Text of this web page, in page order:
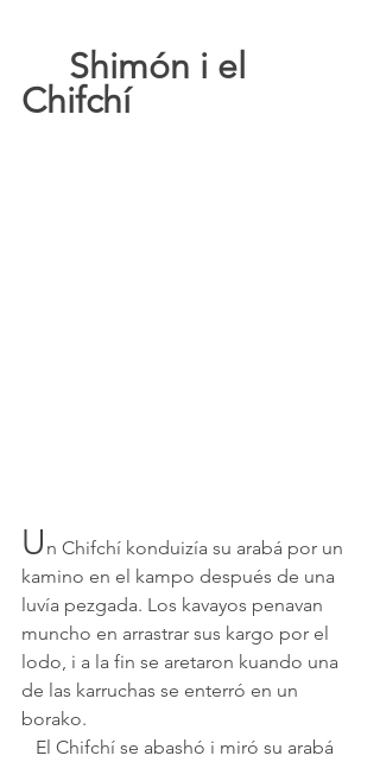
Shimón i el
Chifchí
U n Chifchí konduizía su arabá por un
kamino en el kampo después de una
luvía pezgada. Los kavayos penavan
muncho en arrastrar sus kargo por el
lodo, i a la fin se aretaron kuando una
de las karruchas se enterró en un
borako.